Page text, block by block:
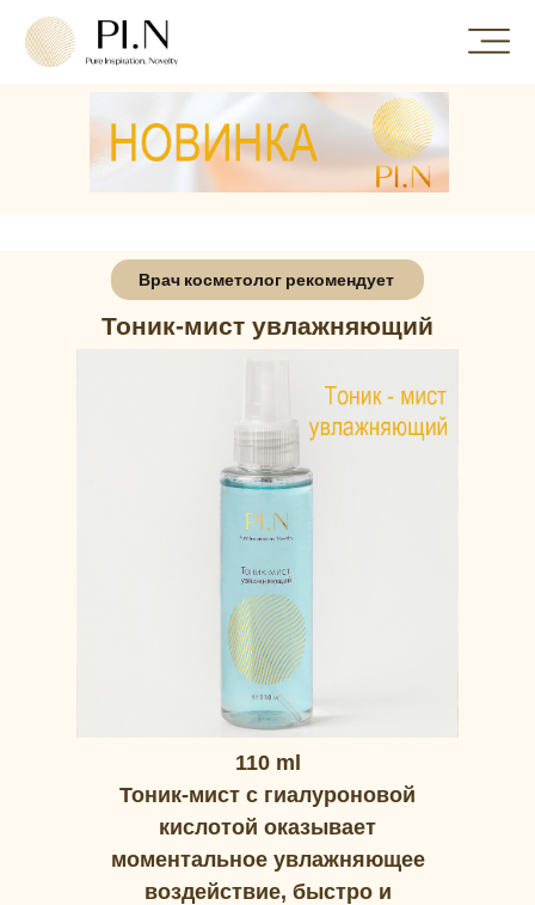
Тоник-мист увлажняющий
110 ml
Тоник-мист с гиалуроновой
кислотой оказывает
моментальное увлажняющее
воздействие, быстро и
Врач косметолог рекомендует